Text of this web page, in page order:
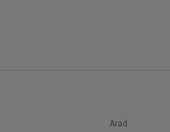
Arad